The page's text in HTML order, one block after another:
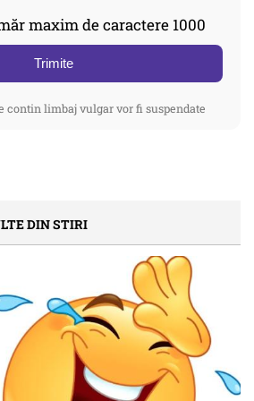
maxim de caractere 1000
Trimite
contin limbaj vulgar vor fi suspendate
DIN STIRI